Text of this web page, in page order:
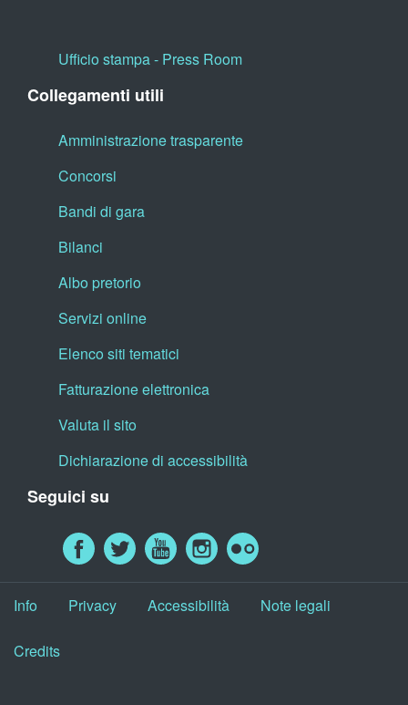
Ufficio stampa - Press Room
Collegamenti utili
Amministrazione trasparente
Concorsi
Bandi di gara
Bilanci
Albo pretorio
Servizi online
Elenco siti tematici
Fatturazione elettronica
Valuta il sito
Dichiarazione di accessibilità
Seguici su
Info Privacy Accessibilità Note legali
Credits